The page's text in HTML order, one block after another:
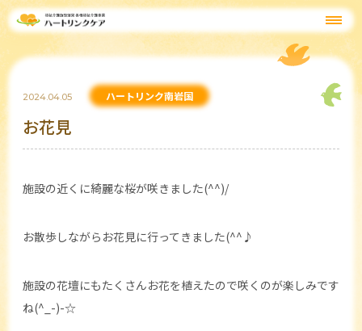
2024.04.05 ハートリンク南岩国
お花見
施設の近くに綺麗な桜が咲きました(^^)/
お散歩しながらお花見に行ってきました(^^♪
施設の花壇にもたくさんお花を植えたので咲くのが楽しみです
ね(^_-)-☆